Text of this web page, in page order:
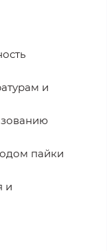
и
пайки
и